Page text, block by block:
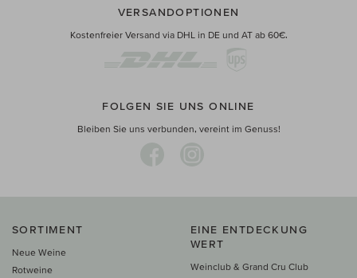
VERSANDOPTIONEN
Kostenfreier Versand via DHL in DE und AT ab 60€.
FOLGEN SIE UNS ONLINE
Bleiben Sie uns verbunden, vereint im Genuss!
SORTIMENT
Neue Weine
Rotweine
EINE ENTDECKUNG
WERT
Weinclub & Grand Cru Club